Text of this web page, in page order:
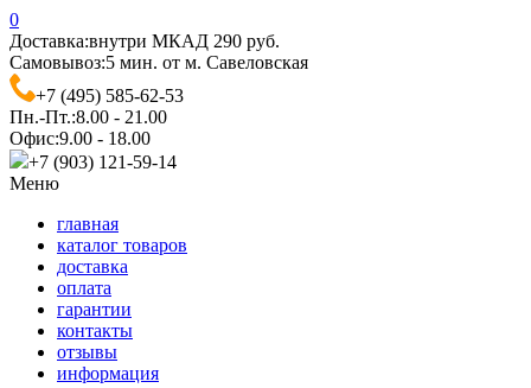
0
Доставка:внутри МКАД 290 руб.
Самовывоз:5 мин. от м. Савеловская
+7 (495) 585-62-53
Пн.-Пт.:8.00 - 21.00
Офис:9.00 - 18.00
+7 (903) 121-59-14
Меню
главная
каталог товаров
доставка
оплата
гарантии
контакты
отзывы
информация